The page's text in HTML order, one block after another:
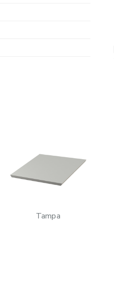
Tampa